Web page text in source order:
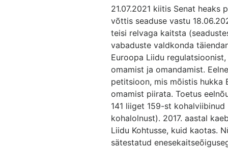
21.07.2021 kiitis Senat heaks
võttis seaduse vastu
teisi relvaga kaitsta
vabaduste valdkonda
Euroopa Liidu
omamist ja omandamist.
petitsioon, mis mõistis hukka
omamist piirata. Toetus
141 liiget 159-st
kohalolnust). 2017. aastal
Liidu Kohtusse, kuid kaotas.
sätestatud